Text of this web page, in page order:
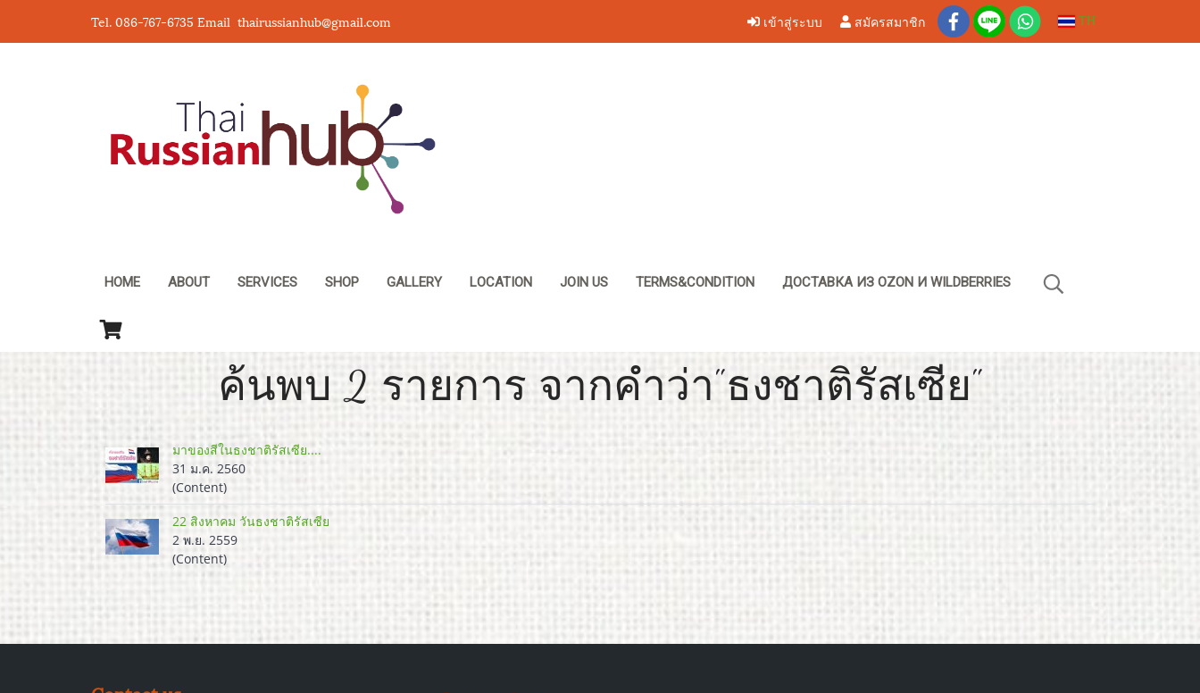
Tel. 086-767-6735 Email thairussianhub@gmail.com เข้าสู่ระบบ สมัครสมาชิก TH
HOME ABOUT SERVICES SHOP GALLERY LOCATION JOIN US TERMS&CONDITION ДОСТАВКА ИЗ OZON И WILDBERRIES
ค้นพบ 2 รายการ จากคำว่า"ธงชาติรัสเซีย"
มาของสีในธงชาติรัสเซีย....
31 ม.ค. 2560
(Content)
22 สิงหาคม วันธงชาติรัสเซีย
2 พ.ย. 2559
(Content)